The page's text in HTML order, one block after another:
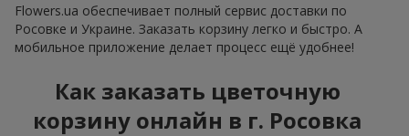
Flowers.ua обеспечивает полный сервис доставки по
Росовке и Украине. Заказать корзину легко и быстро. А
мобильное приложение делает процесс ещё удобнее!
Как заказать цветочную
корзину онлайн в г. Росовка